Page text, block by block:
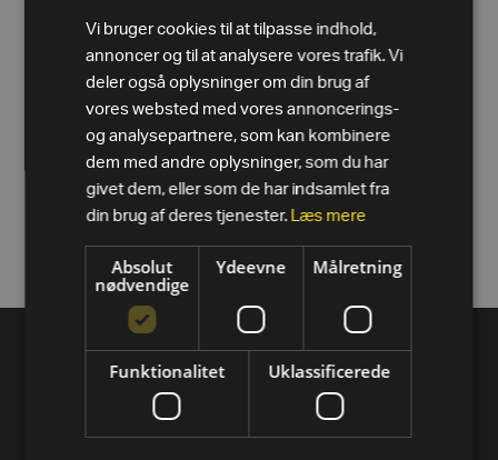
et elegant wellness-orienteret designudtryk til premium
fitness- og hospitalitymiljøer.Se mere her.
Specificationer
Vi bruger cookies til at tilpasse indhold,
annoncer og til at analysere vores trafik. Vi
deler også oplysninger om din brug af
vores websted med vores annoncerings-
og analysepartnere, som kan kombinere
dem med andre oplysninger, som du har
givet dem, eller som de har indsamlet fra
din brug af deres tjenester. Læs mere
Absolut
nødvendige
Ydeevne Målretning
Funktionalitet Uklassificerede